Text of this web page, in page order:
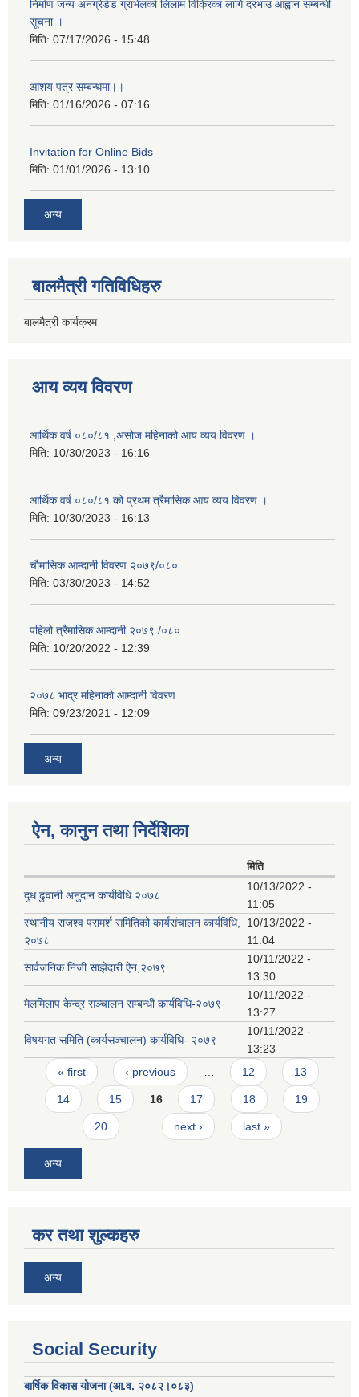
निर्माण जन्य अनग्रेडेड ग्राभेलको लिलाम विक्रिका लागि दरभाउ आह्वान सम्बन्धी
सूचना ।
मिति: 07/17/2026 - 15:48
आशय पत्र सम्बन्धमा।।
मिति: 01/16/2026 - 07:16
Invitation for Online Bids
मिति: 01/01/2026 - 13:10
अन्य
बालमैत्री गतिविधिहरु
बालमैत्री कार्यक्रम
आय व्यय विवरण
आर्थिक वर्ष ०८०/८१ ,असोज महिनाको आय व्यय विवरण ।
मिति: 10/30/2023 - 16:16
आर्थिक वर्ष ०८०/८१ को प्रथम त्रैमासिक आय व्यय विवरण ।
मिति: 10/30/2023 - 16:13
चौमासिक आम्दानी विवरण २०७९/०८०
मिति: 03/30/2023 - 14:52
पहिलो त्रैमासिक आम्दानी २०७९ /०८०
मिति: 10/20/2022 - 12:39
२०७८ भाद्र महिनाकाे आम्दानी विवरण
मिति: 09/23/2021 - 12:09
अन्य
ऐन, कानुन तथा निर्देशिका
मिति
दुध ढुवानी अनुदान कार्यविधि २०७८
10/13/2022 -
11:05
स्थानीय राजश्व परामर्श समितिको कार्यसंचालन कार्यविधि,
२०७८
10/13/2022 -
11:04
सार्वजनिक निजी साझेदारी ऐन,२०७९
10/11/2022 -
13:30
मेलमिलाप केन्द्र सञ्चालन सम्बन्धी कार्यविधि-२०७९
10/11/2022 -
13:27
विषयगत समिति (कार्यसञ्चालन) कार्यविधि- २०७९
10/11/2022 -
13:23
Pages
« first ‹ previous 12 13
14 15 16 17 18 19
20 next › last »
अन्य
कर तथा शुल्कहरु
अन्य
Social Security
बार्षिक विकास योजना (आ.व. २०८२।०८३)